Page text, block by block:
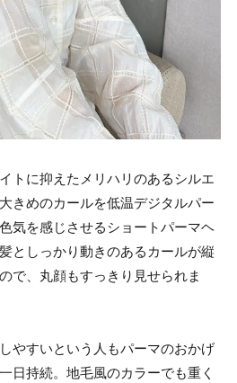
トに抑えたメリハリのあるシルエ
きめのカールを低温デジタルパー
気を感じさせるショートパーマヘ
としっかり動きのあるカールが縦
で、丸顔もすっきり見せられま
やすいという人もパーマのおかげ
日持続。地毛風のカラーでも重く